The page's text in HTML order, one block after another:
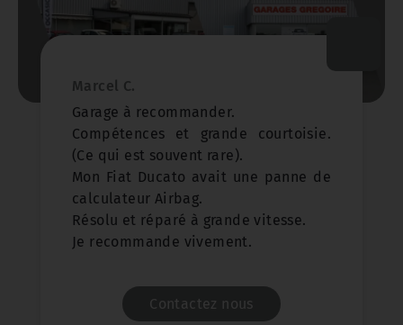
Marcel C.
Garage à recommander.
Compétences et grande courtoisie.
(Ce qui est souvent rare).
Mon Fiat Ducato avait une panne de
calculateur Airbag.
Résolu et réparé à grande vitesse.
Je recommande vivement.
Contactez nous